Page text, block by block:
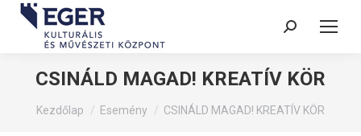
Search:
CSINÁLD MAGAD! KREATÍV KÖR
You are here:
Kezdőlap Esemény CSINÁLD MAGAD! KREATÍV KÖR